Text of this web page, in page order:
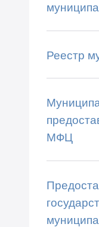
Реестр
МФЦ